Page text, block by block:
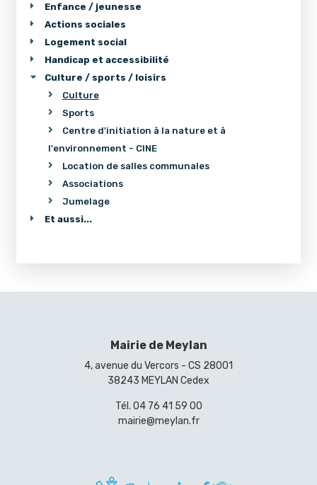
Enfance / jeunesse
Actions sociales
Logement social
Handicap et accessibilité
Culture / sports / loisirs
Culture
Sports
Centre d'initiation à la nature et à
l'environnement - CINE
Location de salles communales
Associations
Jumelage
Et aussi...
Mairie de Meylan
4, avenue du Vercors - CS 28001
38243 MEYLAN Cedex
Tél. 04 76 41 59 00
mairie@meylan.fr